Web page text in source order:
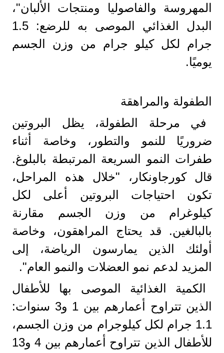
المهروسة والفاصوليا ومنتجات الألبان"،
البدل الغذائي الموصى به للرضع: 1.5
جرام لكل كيلو جرام من وزن الجسم
يوميًا.
الطفولة والمراهقة
في مرحلة الطفولة، يظل البروتين
ضروريًا للنمو والتطور، وخاصة أثناء
طفرات النمو السريعة المرتبطة بالبلوغ.
قال كورجاونكار، "خلال هذه المراحل،
تكون احتياجات البروتين أعلى لكل
كيلوغرام من وزن الجسم مقارنة
بالبالغين. قد يحتاج المراهقون، وخاصة
أولئك الذين يمارسون الرياضة، إلى
المزيد لدعم نمو العضلات والنمو العام".
الكمية الغذائية الموصى بها للأطفال
الذين تتراوح أعمارهم بين 1 و3 سنوات:
1.1 جرام لكل كيلوجرام من وزن الجسم،
للأطفال الذين تتراوح أعمارهم بين 4 و13